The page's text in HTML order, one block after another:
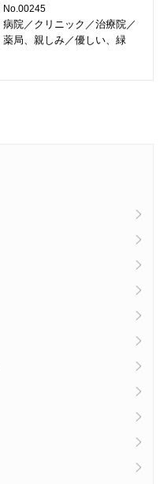
No.00245
病院／クリニック／治療院／
薬局、親しみ／優しい、緑